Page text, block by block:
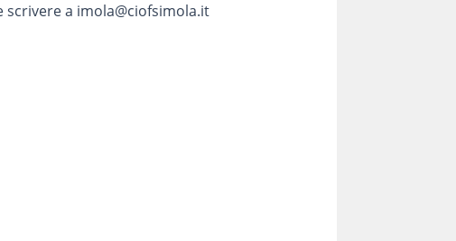
a imola@ciofsimola.it